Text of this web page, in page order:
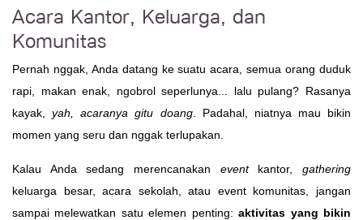
Acara Kantor, Keluarga, dan
Komunitas
Pernah nggak, Anda datang ke suatu acara, semua orang duduk
rapi, makan enak, ngobrol seperlunya... lalu pulang? Rasanya
kayak,yah, acaranya gitu doang. Padahal, niatnya mau bikin
momen yang seru dan nggak terlupakan.
Kalau Anda sedang merencanakan eventkantor,gathering
keluarga besar, acara sekolah, atau event komunitas, jangan
sampai melewatkan satu elemen penting:aktivitas yang bikin